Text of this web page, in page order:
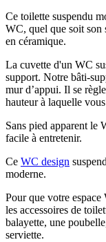
Ce toilette suspendu
WC, quel que soit son
en céramique.
La cuvette d'un WC
support. Notre bâti-
mur d’appui. Il se
hauteur à laquelle
Sans pied apparent le
facile à entretenir.
Ce WC design
moderne.
Pour que votre
les accessoires de
balayette, une
serviette.